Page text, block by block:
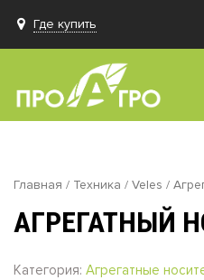
Где купить
Главная / Техника / Veles /
АГРЕГАТНЫЙ
Категория: Агрегатные